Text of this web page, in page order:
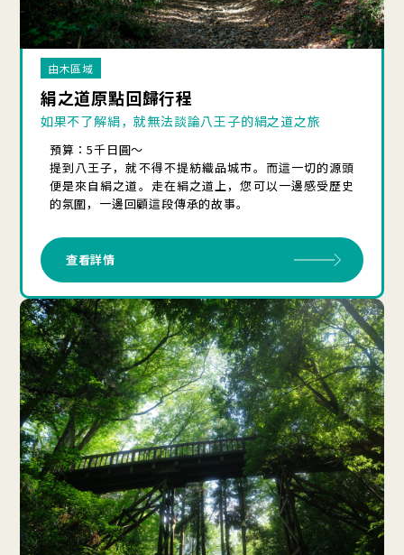
由木區域
絹之道原點回歸行程
如果不了解絹，就無法談論八王子的絹之道之旅
預算：5千日圓～
提到八王子，就不得不提紡織品城市。而這一切的源頭
便是來自絹之道。走在絹之道上，您可以一邊感受歷史
的氛圍，一邊回顧這段傳承的故事。
查看詳情